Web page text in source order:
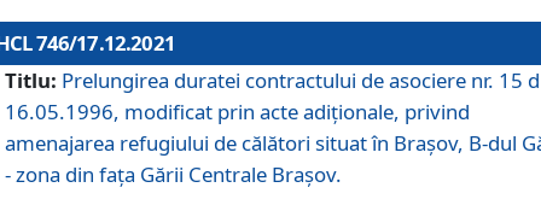
746/17.12.2021
Titlu: Prelungirea duratei contractului de asociere nr. 15
16.05.1996, modificat prin acte adiționale, privind
amenajarea refugiului de călători situat în Brașov, B-dul
- zona din faţa Gării Centrale Brașov.